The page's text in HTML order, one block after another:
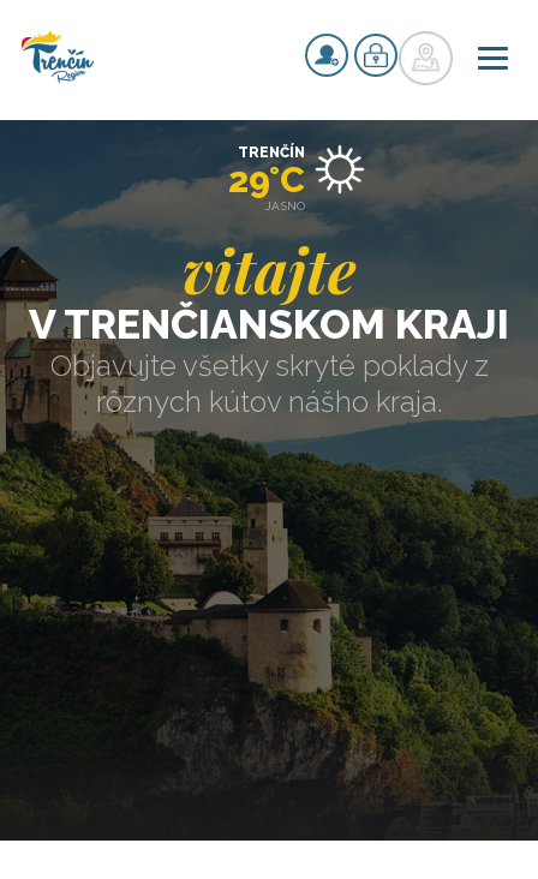
vitajte
V TRENČIANSKOM KRAJI
Objavujte všetky skryté poklady z
rôznych kútov nášho kraja.
TRENČÍN
29°C
JASNO